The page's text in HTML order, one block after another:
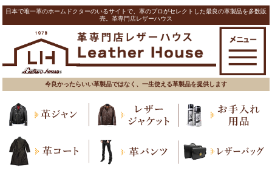
日本で唯一革のホームドクターのいるサイトで、革のプロがセレクトした最良の革製品を多数販
売。革専門店レザーハウス
今良かったらいい革製品ではなく、一生使える革製品を提供します